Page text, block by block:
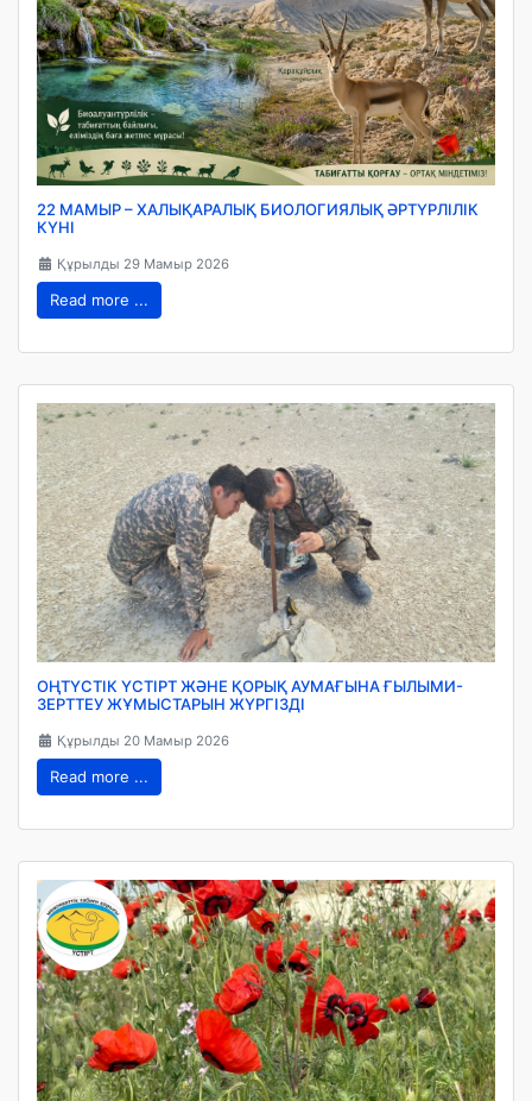
22 МАМЫР – ХАЛЫҚАРАЛЫҚ БИОЛОГИЯЛЫҚ ӘРТҮРЛІЛІК
КҮНІ
Құрылды 29 Мамыр 2026
Read more ...
ОҢТҮСТІК ҮСТІРТ ЖӘНЕ ҚОРЫҚ АУМАҒЫНА ҒЫЛЫМИ-
ЗЕРТТЕУ ЖҰМЫСТАРЫН ЖҮРГІЗДІ
Құрылды 20 Мамыр 2026
Read more ...